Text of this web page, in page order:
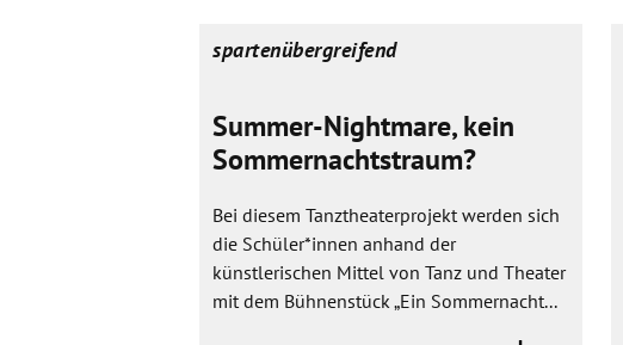
spartenübergreifend
Summer-Nightmare, kein
Sommernachtstraum?
Bei diesem Tanztheaterprojekt werden sich
die Schüler*innen anhand der
künstlerischen Mittel von Tanz und Theater
mit dem Bühnenstück „Ein Sommernacht...